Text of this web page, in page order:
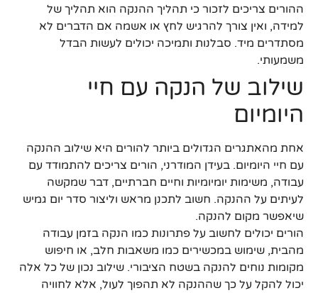
ההורים צריכים לזכור כי תהליך ההנקה הוא תהליך של
למידה, ואין צורך להרגיש לחץ או אשמה אם הדברים לא
מסתדרים מיד. סבלנות ותמיכה יכולים לעשות הבדל
משמעותי.
שילוב של הנקה עם חיי
היומיום
אחת מהאתגרים הגדולים ביותר להורים היא שילוב ההנקה
עם חיי היומיום. בעידן המודרני, הורים צריכים להתמודד עם
עבודה, משימות יומיומיות וחיים חברתיים, דבר שמקשה
לעיתים על ההנקה. חשוב לתכנן מראש וליצור סדר יום גמיש
שיאפשר מקום להנקה.
הורים יכולים לחשוב על פתרונות כמו הנקה בזמן עבודה
מהבית, שימוש במכשירים כמו משאבות חלב, או חיפוש
מקומות נוחים להנקה בשטח הציבורי. שילוב נכון של כל אלה
יכול להקל על כך שההנקה לא תהפוך לעול, אלא לחוויה